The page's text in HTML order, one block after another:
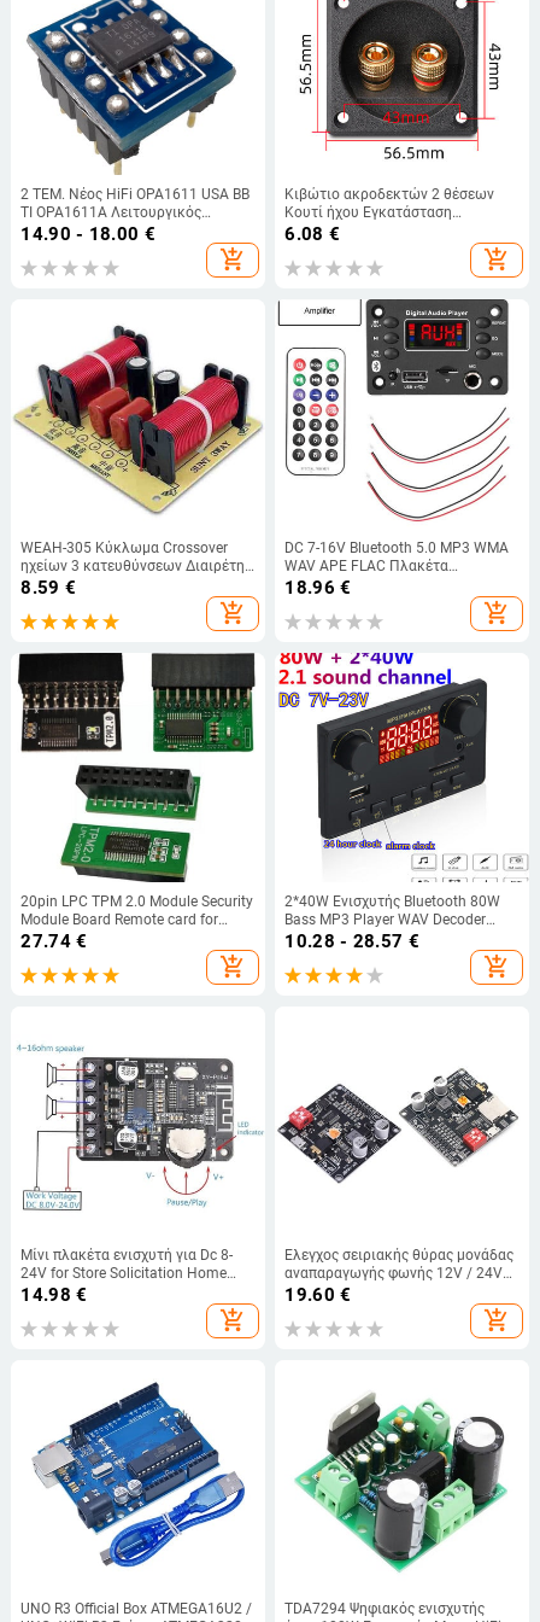
2 ΤΕΜ. Νέος HiFi OPA1611 USA BB
TI OPA1611A Λειτουργικός
ενισχυτής DIY
14.90 - 18.00 €
add_shopping_cart
Κιβώτιο ακροδεκτών 2 θέσεων
Κουτί ήχου Εγκατάσταση
Διαστάσεις Μήκος 56,5mm x
56,5mm μπλοκ ακροδεκτών
Πλακέτα ακροδεκτών Μπανάνα
6.08 €
add_shopping_cart
WEAH-305 Κύκλωμα Crossover
ηχείων 3 κατευθύνσεων Διαιρέτης
συχνότητας μονάδας μπάσων
Επανατοποθέτηση φίλτρου
8.59 €
add_shopping_cart
DC 7-16V Bluetooth 5.0 MP3 WMA
WAV APE FLAC Πλακέτα
αποκωδικοποιητή 2*25W Μονάδα
αυτοκινήτου Αναπαραγωγή
18.96 €
add_shopping_cart
20pin LPC TPM 2.0 Module Security
Module Board Remote card for
ASUS Intel AMD GIGABYTE
Windows J1C8
27.74€
add_shopping_cart
2*40W Ενισχυτής Bluetooth 80W
Bass MP3 Player WAV Decoder
Board 12V Car FM Radio Module
Υποστήριξη Ξυπνητήρι TF USB
AUX Εγγραφή
10.28 - 28.57 €
add_shopping_cart
Μίνι πλακέτα ενισχυτή για Dc 8-
24V for Store Solicitation Home
Theatre Spea New Dropship
14.98 €
add_shopping_cart
Έλεγχος σειριακής θύρας μονάδας
αναπαραγωγής φωνής 12V / 24V
10W / 20W Υποστήριξη κάρτας
Micro SD MP3 Music Player για
Arduino HV20T HV8F
19.60 €
add_shopping_cart
UNO R3 Official Box ATMEGA16U2 /
TDA7294 Ψηφιακός ενισχυτής